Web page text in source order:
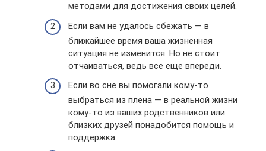
методами для достижения своих целей.
Если вам не удалось сбежать — в
ближайшее время ваша жизненная
ситуация не изменится. Но не стоит
отчаиваться, ведь все еще впереди.
Если во сне вы помогали кому-то
выбраться из плена — в реальной жизни
кому-то из ваших родственников или
близких друзей понадобится помощь и
поддержка.